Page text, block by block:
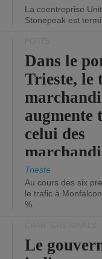
La coentreprise
Stonepeak est
Dans le
Trieste, le
augmente
celui des
diminue.
Trieste
Au cours des six
le trafic à
%.
Le